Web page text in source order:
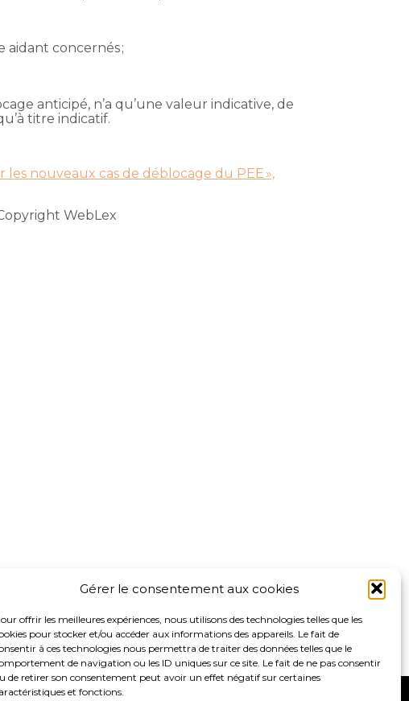
Gérer le consentement aux cookies
offrir les meilleures expériences, nous utilisons des technologies telles que les
pour stocker et/ou accéder aux informations des appareils. Le fait de
à ces technologies nous permettra de traiter des données telles que le
de navigation ou les ID uniques sur ce site. Le fait de ne pas consentir
de retirer son consentement peut avoir un effet négatif sur certaines
et fonctions.
aidant concernés ;
anticipé, n’a qu’une valeur indicative, de
titre indicatif.
nouveaux cas de déblocage du PEE »,
WebLex